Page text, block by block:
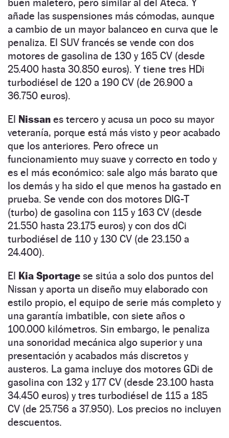
buen maletero, pero similar al del Ateca. Y
añade las suspensiones más cómodas, aunque
a cambio de un mayor balanceo en curva que le
penaliza. El SUV francés se vende con dos
motores de gasolina de 130 y 165 CV (desde
25.400 hasta 30.850 euros). Y tiene tres HDi
turbodiésel de 120 a 190 CV (de 26.900 a
36.750 euros).
El Nissan es tercero y acusa un poco su mayor
veteranía, porque está más visto y peor acabado
que los anteriores. Pero ofrece un
funcionamiento muy suave y correcto en todo y
es el más económico: sale algo más barato que
los demás y ha sido el que menos ha gastado en
prueba. Se vende con dos motores DIG-T
(turbo) de gasolina con 115 y 163 CV (desde
21.550 hasta 23.175 euros) y con dos dCi
turbodiésel de 110 y 130 CV (de 23.150 a
24.400).
El Kia Sportage se sitúa a solo dos puntos del
Nissan y aporta un diseño muy elaborado con
estilo propio, el equipo de serie más completo y
una garantía imbatible, con siete años o
100.000 kilómetros. Sin embargo, le penaliza
una sonoridad mecánica algo superior y una
presentación y acabados más discretos y
austeros. La gama incluye dos motores GDi de
gasolina con 132 y 177 CV (desde 23.100 hasta
34.450 euros) y tres turbodiésel de 115 a 185
CV (de 25.756 a 37.950). Los precios no incluyen
descuentos.